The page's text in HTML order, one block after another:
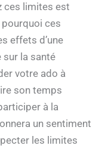
ces limites est
ces
effets d’une
sur la santé
votre ado à
son temps
à la
un sentiment
les limites